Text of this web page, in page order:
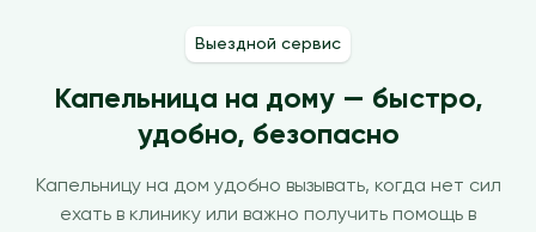
Выездной сервис
Капельница на дому — быстро,
удобно, безопасно
Капельницу на дом удобно вызывать, когда нет сил
ехать в клинику или важно получить помощь в